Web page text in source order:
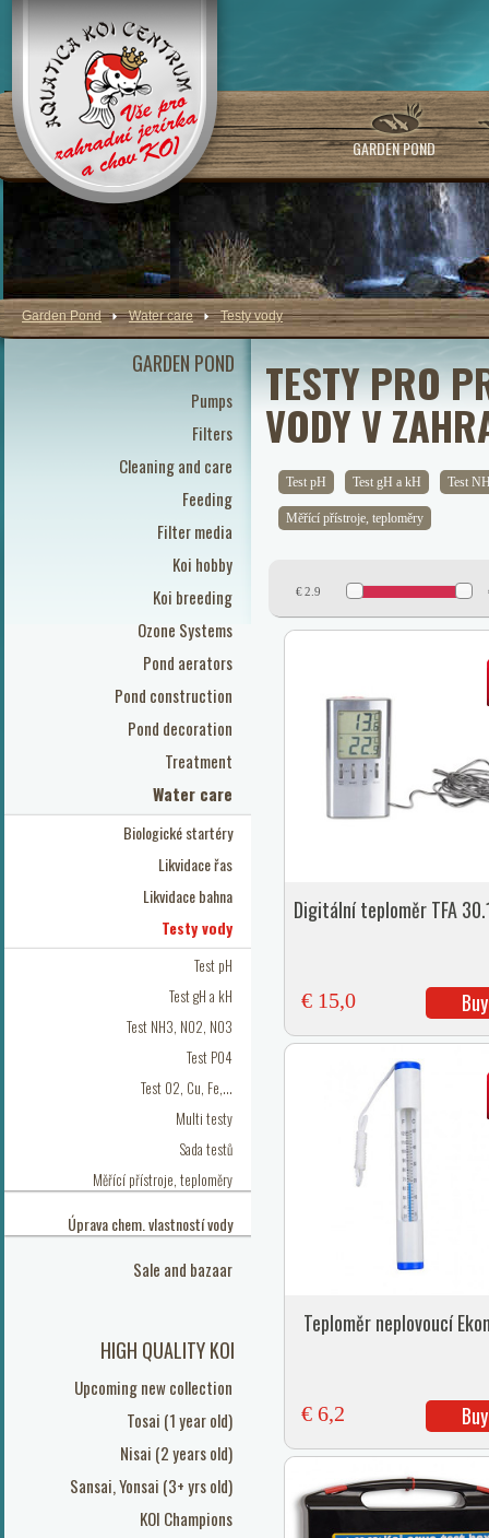
GARDEN POND
GARDEN POND
Pumps
Filters
Cleaning and care
Feeding
Filter media
Koi hobby
Koi breeding
Ozone Systems
Pond aerators
Pond construction
Pond decoration
Treatment
Water care
Biologické startéry
Likvidace řas
Likvidace bahna
Testy vody
Test pH
Test gH a kH
Test NH3, NO2, NO3
Test PO4
Test O2, Cu, Fe,...
Multi testy
Sada testů
Měřící přístroje, teploměry
Úprava chem. vlastností vody
Sale and bazaar
HIGH QUALITY KOI
Upcoming new collection
Tosai (1 year old)
Nisai (2 years old)
Sansai, Yonsai (3+ yrs old)
KOI Champions
TESTY PRO
VODY V
Garden Pond Water care Testy vody
Test pH Test gH a kH Test
Měřící přístroje, teploměry
€ 2.9
Digitální teploměr TFA
€ 15,0 Buy
Teploměr neplovoucí
€ 6,2 Buy